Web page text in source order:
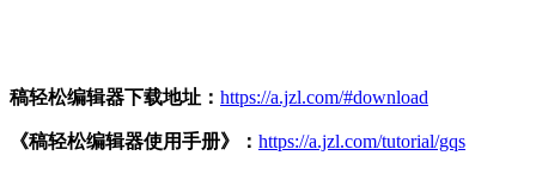
稿轻松编辑器下载地址： https://a.jzl.com/#download
《稿轻松编辑器使用手册》： https://a.jzl.com/tutorial/gqs